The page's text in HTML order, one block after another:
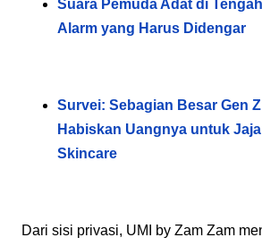
Suara Pemuda Adat di
Alarm yang Harus Didengar
Survei: Sebagian Besar Gen
Habiskan Uangnya untuk
Skincare
Dari sisi privasi, UMI by Zam Zam